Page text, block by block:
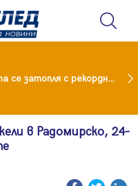
Учени: Земята се затопля с рекордни темпове
в Радомирско, 24-